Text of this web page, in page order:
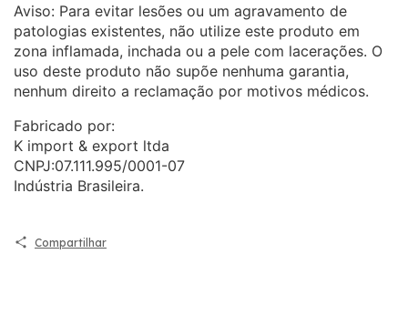
Aviso: Para evitar lesões ou um agravamento de
patologias existentes, não utilize este produto em
zona inflamada, inchada ou a pele com lacerações. O
uso deste produto não supõe nenhuma garantia,
nenhum direito a reclamação por motivos médicos.
Fabricado por:
K import & export ltda
CNPJ:07.111.995/0001-07
Indústria Brasileira.
Compartilhar